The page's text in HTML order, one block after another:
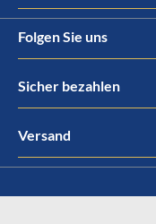
Folgen Sie uns
Sicher bezahlen
Versand